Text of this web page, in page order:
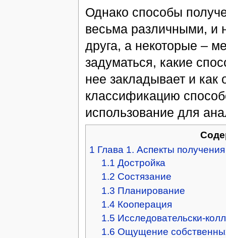
Однако способы
весьма различными, и
друга, а некоторые –
задуматься, какие
нее закладывает и как
классификацию
использование для
1 Глава 1. Аспекты
1.1 Достройка
1.2 Состязание
1.3 Планирование
1.4 Кооперация
1.5 Исследовательски-
1.6 Ощущение